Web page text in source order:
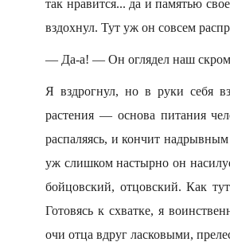
так нравится... да и памятью
вздохнул. Тут уж он совсем
— Да-а! — Он оглядел наш
Я вздрогнул, но в руки себя
растения — основа питания
распаляясь, и кончит
уж слишком настырно он
бойцовский, отцовский. Как
Готовясь к схватке, я
очи отца вдруг ласковыми,